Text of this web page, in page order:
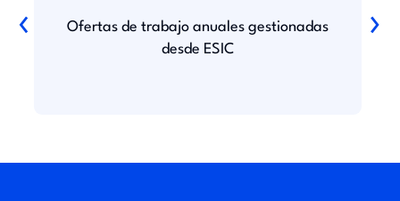
Ofertas de trabajo anuales gestionadas
desde ESIC
‹ ›